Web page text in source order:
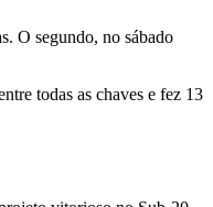
O segundo, no sábado
todas as chaves e fez 13